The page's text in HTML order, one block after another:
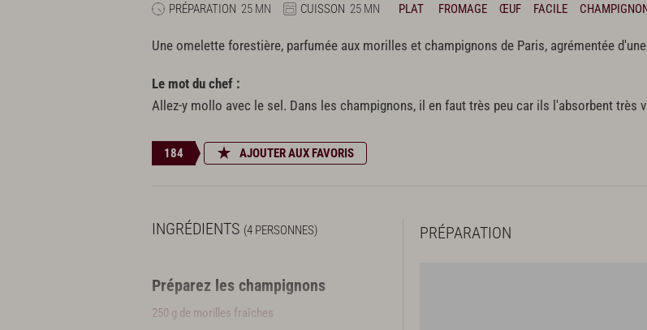
PRÉPARATION 25 MN CUISSON 25 MN PLAT FROMAGE ŒUF FACILE
Une omelette forestière, parfumée aux morilles et champignons de Paris, agrémentée
Le mot du chef :
Allez-y mollo avec le sel. Dans les champignons, il en faut très peu car ils l'absorbent très
184 AJOUTER AUX FAVORIS
INGRÉDIENTS (4 PERSONNES)
Préparez les champignons
250 g de morilles fraîches
PRÉPARATION